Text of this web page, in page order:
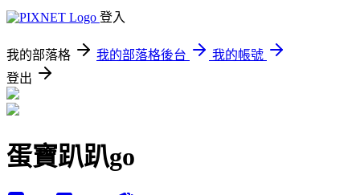
登入
我的部落格 我的部落格後台
我的帳號
登出
蛋寶趴趴go